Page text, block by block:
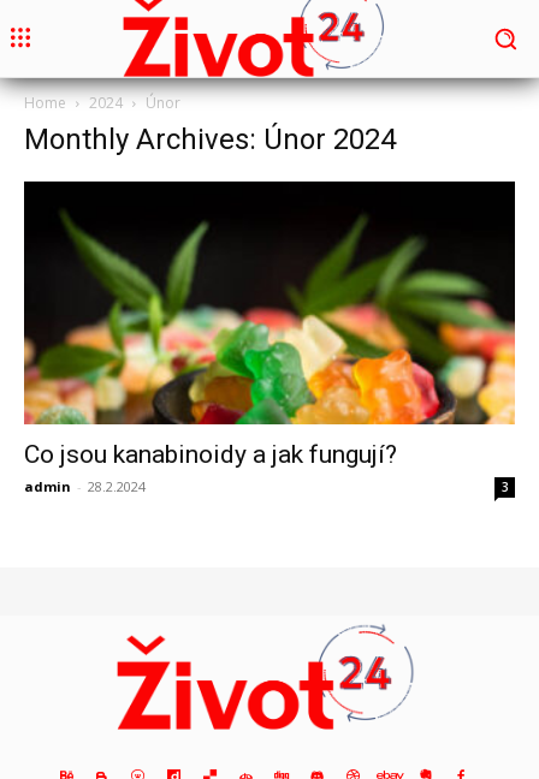
Home 2024 Únor
Monthly Archives: Únor 2024
Co jsou kanabinoidy a jak fungují?
admin - 28.2.2024 3